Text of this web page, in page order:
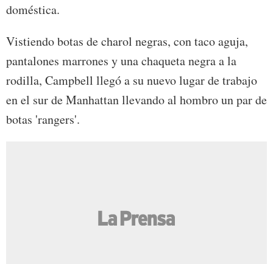
doméstica.
Vistiendo botas de charol negras, con taco aguja,
pantalones marrones y una chaqueta negra a la
rodilla, Campbell llegó a su nuevo lugar de trabajo
en el sur de Manhattan llevando al hombro un par de
botas 'rangers'.